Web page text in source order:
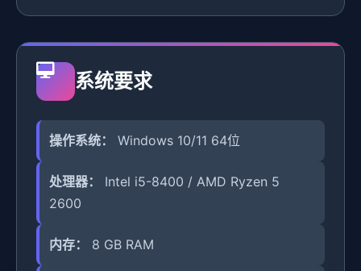
系统要求
操作系统： Windows 10/11 64位
处理器：
Intel i5-8400 / AMD Ryzen 5
2600
内存： 8 GB RAM